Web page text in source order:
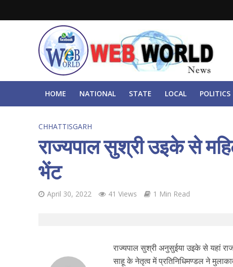
HOME NATIONAL STATE LOCAL POLITICS
CHHATTISGARH
राज्यपाल सुश्री उइके से
भेंट
April 30, 2022 41 Views 1 Min Read
राज्यपाल सुश्री अनुसुईया उइके से यहां
साहू के नेतृत्व में प्रतिनिधिमण्डल ने